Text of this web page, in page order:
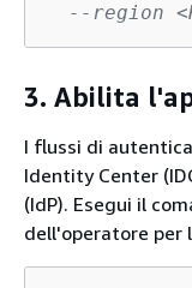
--region
3. Abilita
I flussi di
Identity Center
(IdP). Esegui il
dell'operatore per